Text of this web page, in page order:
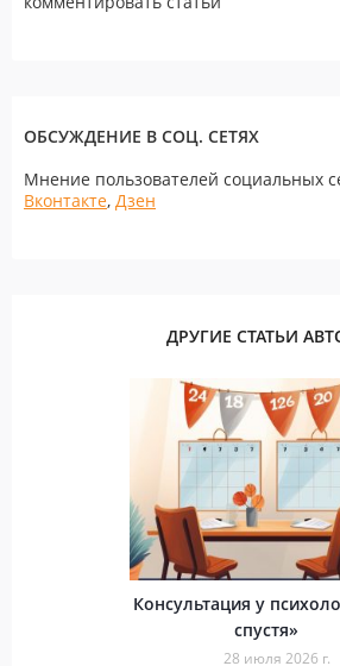
ОБСУЖДЕНИЕ В СОЦ. СЕТЯХ
Мнение пользователей социальных
Вконтакте, Дзен
ДРУГИЕ СТАТЬИ
Консультация у
спустя»
28 июля 2026 г.